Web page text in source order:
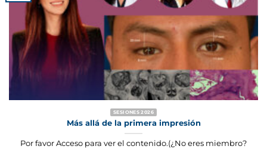
SESIONES 2026
Más allá de la primera impresión
Por favor Acceso para ver el contenido.(¿No eres miembro?